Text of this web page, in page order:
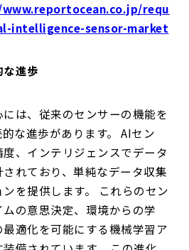
requ
intelligence-sensor-market
進歩
は、従来のセンサーの機能を
な進歩があります。 AIセン
、インテリジェンスでデータ
れており、単純なデータ収集
を提供します。 これらのセン
の意思決定、環境からの学
適化を可能にする機械学習ア